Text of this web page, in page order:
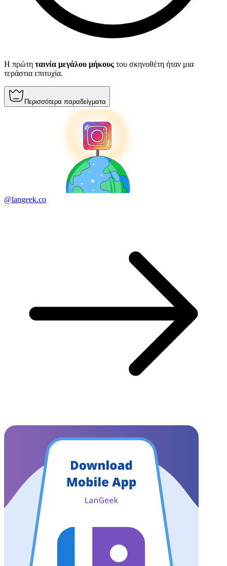
Η πρώτη ταινία μεγάλου μήκους του σκηνοθέτη ήταν μια
τεράστια επιτυχία.
Περισσότερα παραδείγματα
@langeek.co